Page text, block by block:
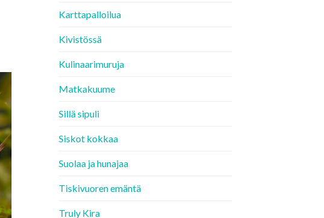
Karttapalloilua
Kivistössä
Kulinaarimuruja
Matkakuume
Sillä sipuli
Siskot kokkaa
Suolaa ja hunajaa
Tiskivuoren emäntä
Truly Kira